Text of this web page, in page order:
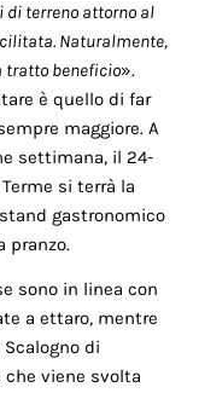
di terreno attorno al
Naturalmente,
tratto beneficio».
è quello di far
maggiore. A
settimana, il 24-
si terrà la
gastronomico
pranzo.
sono in linea con
a ettaro, mentre
di
che viene svolta